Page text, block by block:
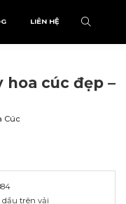
LIÊN HỆ
hoa cúc đẹp –
Cúc
dầu trên vải